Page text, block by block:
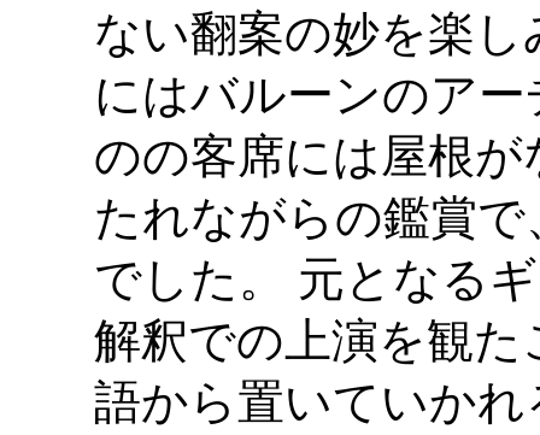
ない翻案の妙を楽
にはバルーンのア
のの客席には屋根
たれながらの鑑賞
でした。 元となる
解釈での上演を観
語から置いていか